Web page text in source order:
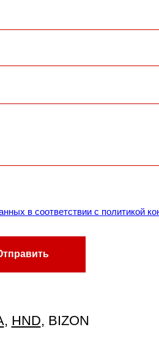
в соответствии с политикой
, HND, BIZON